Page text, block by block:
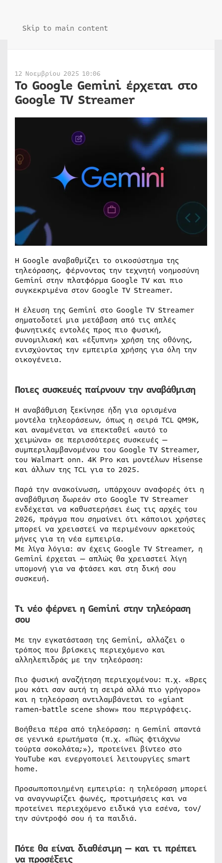
Skip to main content
12 Νοεμβρίου 2025 10:06
To Google Gemini έρχεται στο
Google TV Streamer
H Google αναβαθμίζει το οικοσύστημα της
τηλεόρασης, φέρνοντας την τεχνητή νοημοσύνη
Gemini στην πλατφόρμα Google TV και πιο
συγκεκριμένα στον Google TV Streamer.
Η έλευση της Gemini στο Google TV Streamer
σηματοδοτεί μια μετάβαση από τις απλές
φωνητικές εντολές προς πιο φυσική,
συνομιλιακή και «έξυπνη» χρήση της οθόνης,
ενισχύοντας την εμπειρία χρήσης για όλη την
οικογένεια.
Ποιες συσκευές παίρνουν την αναβάθμιση
Η αναβάθμιση ξεκίνησε ήδη για ορισμένα
μοντέλα τηλεοράσεων, όπως η σειρά TCL QM9K,
και αναμένεται να επεκταθεί «αυτό το
χειμώνα» σε περισσότερες συσκευές —
συμπεριλαμβανομένου του Google TV Streamer,
του Walmart onn. 4K Pro και μοντέλων Hisense
και άλλων της TCL για το 2025.
Παρά την ανακοίνωση, υπάρχουν αναφορές ότι η
αναβάθμιση δωρεάν στο Google TV Streamer
ενδέχεται να καθυστερήσει έως τις αρχές του
2026, πράγμα που σημαίνει ότι κάποιοι χρήστες
μπορεί να χρειαστεί να περιμένουν αρκετούς
μήνες για τη νέα εμπειρία.
Με λίγα λόγια: αν έχεις Google TV Streamer, η
Gemini έρχεται — απλώς θα χρειαστεί λίγη
υπομονή για να φτάσει και στη δική σου
συσκευή.
Τι νέο φέρνει η Gemini στην τηλεόραση
σου
Με την εγκατάσταση της Gemini, αλλάζει ο
τρόπος που βρίσκεις περιεχόμενο και
αλληλεπιδράς με την τηλεόραση:
Πιο φυσική αναζήτηση περιεχομένου: π.χ. «Βρες
μου κάτι σαν αυτή τη σειρά αλλά πιο γρήγορο»
και η τηλεόραση αντιλαμβάνεται το «giant
ramen-battle scene show» που περιγράφεις.
Βοήθεια πέρα από τηλεόραση: η Gemini απαντά
σε γενικά ερωτήματα (π.χ. «Πώς φτιάχνω
τούρτα σοκολάτα;»), προτείνει βίντεο στο
YouTube και ενεργοποιεί λειτουργίες smart
home.
Προσωποποιημένη εμπειρία: η τηλεόραση μπορεί
να αναγνωρίζει φωνές, προτιμήσεις και να
προτείνει περιεχόμενο ειδικά για εσένα, τον/
την σύντροφό σου ή τα παιδιά.
Πότε θα είναι διαθέσιμη — και τι πρέπει
να προσέξεις